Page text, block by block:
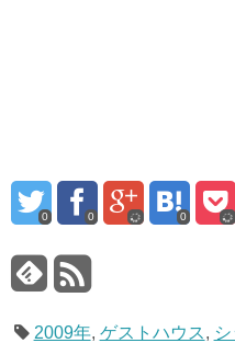
0 0 0
2009年, ゲストハウス,